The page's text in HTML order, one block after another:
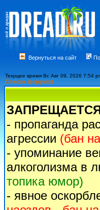
Вернуться на сайт
Текущее время Вс Авг 09, 2026 7:54
Список форумов
- пропаганда
агрессии (бан
- упоминание
алкоголизма в
топика юмор)
- явное